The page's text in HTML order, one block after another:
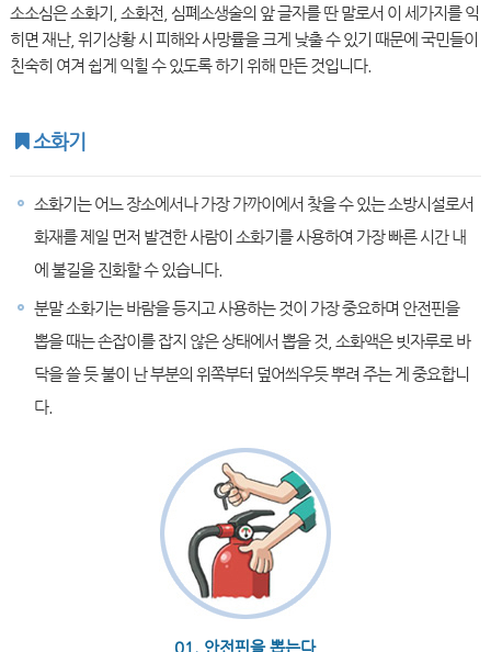
소소심은 소화기, 소화전, 심폐소생술의 앞 글자를 딴 말로서 이 세가지를 익
히면 재난, 위기상황 시 피해와 사망률을 크게 낮출 수 있기 때문에 국민들이
친숙히 여겨 쉽게 익힐 수 있도록 하기 위해 만든 것입니다.
소화기
소화기는 어느 장소에서나 가장 가까이에서 찾을 수 있는 소방시설로서
화재를 제일 먼저 발견한 사람이 소화기를 사용하여 가장 빠른 시간 내
에 불길을 진화할 수 있습니다.
분말 소화기는 바람을 등지고 사용하는 것이 가장 중요하며 안전핀을
뽑을 때는 손잡이를 잡지 않은 상태에서 뽑을 것, 소화액은 빗자루로 바
닥을 쓸 듯 불이 난 부분의 위쪽부터 덮어씌우듯 뿌려 주는 게 중요합니
다.
01. 안전핀을 뽑는다